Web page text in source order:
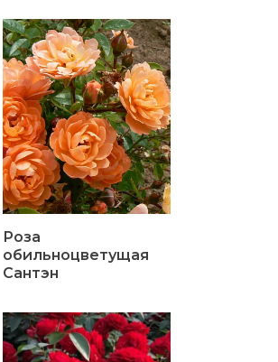
Роза
обильноцветущая
Сантэн